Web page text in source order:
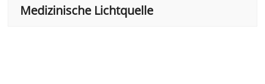
Medizinische Lichtquelle